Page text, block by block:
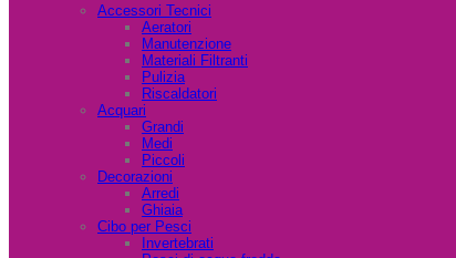
Accessori Tecnici
Aeratori
Manutenzione
Materiali Filtranti
Pulizia
Riscaldatori
Acquari
Grandi
Medi
Piccoli
Decorazioni
Arredi
Ghiaia
Cibo per Pesci
Invertebrati